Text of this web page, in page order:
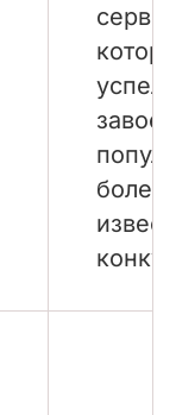
успел
более